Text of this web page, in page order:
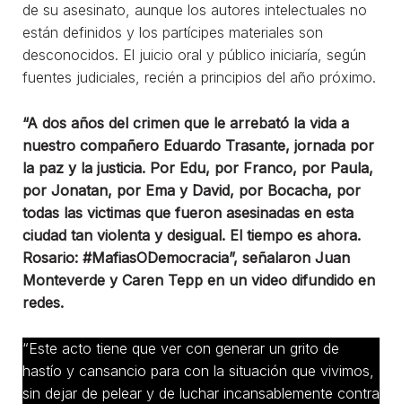
de su asesinato, aunque los autores intelectuales no
están definidos y los partícipes materiales son
desconocidos. El juicio oral y público iniciaría, según
fuentes judiciales, recién a principios del año próximo.
“A dos años del crimen que le arrebató la vida a
nuestro compañero Eduardo Trasante, jornada por
la paz y la justicia. Por Edu, por Franco, por Paula,
por Jonatan, por Ema y David, por Bocacha, por
todas las victimas que fueron asesinadas en esta
ciudad tan violenta y desigual. El tiempo es ahora.
Rosario: #MafiasODemocracia”, señalaron Juan
Monteverde y Caren Tepp en un video difundido en
redes.
“Este acto tiene que ver con generar un grito de
hastío y cansancio para con la situación que vivimos,
sin dejar de pelear y de luchar incansablemente contra